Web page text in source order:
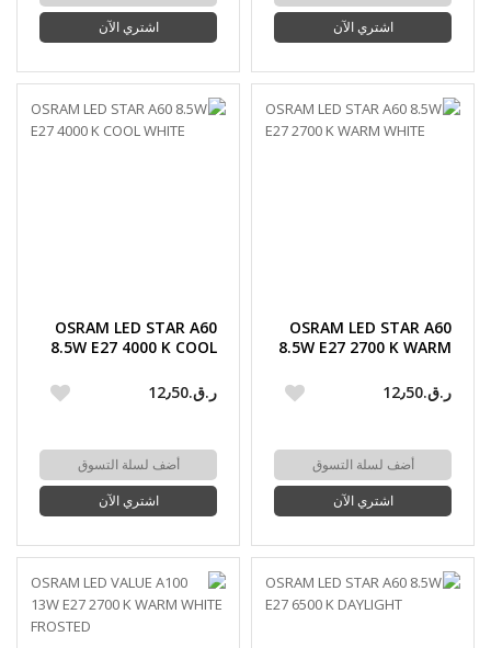
اشتري الآن اشتري الآن
OSRAM LED STAR A60
8.5W E27 2700 K WARM
ر.ق.‏12٫50
أضف لسلة التسوق
اشتري الآن
OSRAM LED STAR A60
8.5W E27 4000 K COOL
ر.ق.‏12٫50
أضف لسلة التسوق
اشتري الآن